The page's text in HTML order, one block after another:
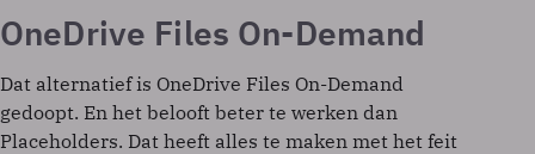
OneDrive Files On-Demand
Dat alternatief is OneDrive Files On-Demand
gedoopt. En het belooft beter te werken dan
Placeholders. Dat heeft alles te maken met het feit